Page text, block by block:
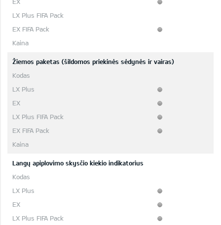
Žiemos paketas (šildomos priekinės sėdynės ir vairas)
Langų apiplovimo skysčio kiekio indikatorius